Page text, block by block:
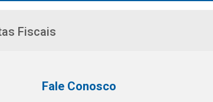
Fiscais
Fale Conosco